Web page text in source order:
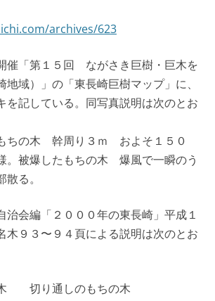
。
archives/623
催「第１５回 ながさき巨樹・巨木を
地域）」の「東長崎巨樹マップ」に、
を記している。同写真説明は次のとお
ちの木 幹周り３ｍ およそ１５０
。被爆したもちの木 爆風で一瞬のう
る。
治会編「２０００年の東長崎」平成１
木９３〜９４頁による説明は次のとお
切り通しのもちの木